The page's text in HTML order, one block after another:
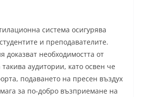
система осигурява
и преподавателите.
доказват необходимостта от
аудитории, като освен че
подаването на пресен въздух
за по-добро възприемане на